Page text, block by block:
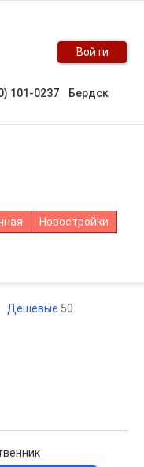
Войти
101-0237 Бердск
Новостройки
Дешевые 50